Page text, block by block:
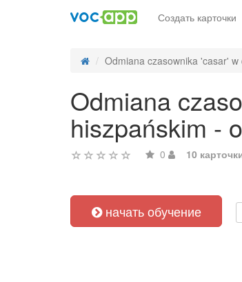
Создать карточки
Odmiana czasownika 'casar'
Odmiana
hiszpańskim -
0 10
начать обучение